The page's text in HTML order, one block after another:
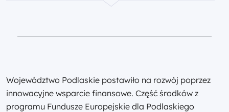
Województwo Podlaskie postawiło na rozwój poprzez
innowacyjne wsparcie finansowe. Część środków z
programu Fundusze Europejskie dla Podlaskiego